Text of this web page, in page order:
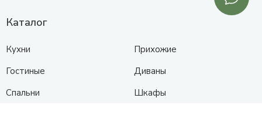
Каталог
Кухни
Гостиные
Спальни
Прихожие
Диваны
Шкафы